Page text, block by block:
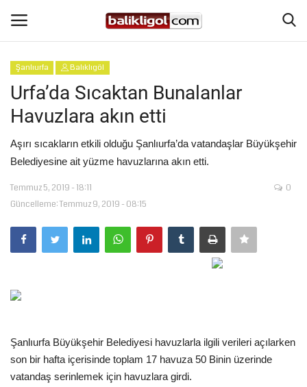
Giriş Yap
Anasayfa
Köşe Yazıları
Magazin
Şanlıurfa
Spor
Tekno Bilim
Şanlıurfa Balıklıgöl
Urfa’da Sıcaktan Bunalanlar
Havuzlara akın etti
Aşırı sıcakların etkili olduğu Şanlıurfa’da vatandaşlar Büyükşehir
Belediyesine ait yüzme havuzlarına akın etti.
Temmuz 5, 2019 - 18:11
Güncelleme: Temmuz 9, 2019 - 08:15
0
Şanlıurfa Büyükşehir Belediyesi havuzlarla ilgili verileri açılarken
son bir hafta içerisinde toplam 17 havuza 50 Binin üzerinde
vatandaş serinlemek için havuzlara girdi.